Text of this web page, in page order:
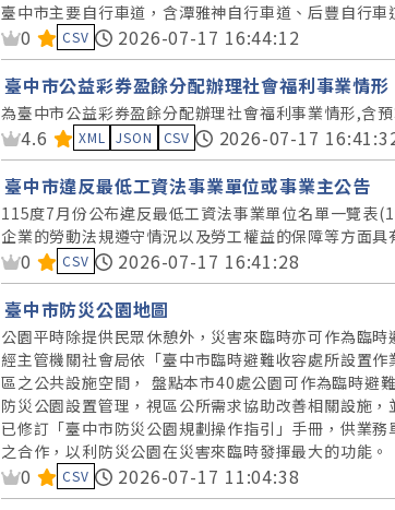
臺中市主要自行車道，含潭雅神自行車道、后豐自行
資料集評分：
0 CSV
2026-07-17 16:44:12
臺中市公益彩券盈餘分配辦理社會福利事業情形
為臺中市公益彩券盈餘分配辦理社會福利事業情形,含
資料集評分：
4.6 XML JSON CSV
2026-07-17
臺中市違反最低工資法事業單位或事業主公告
115度7月份公布違反最低工資法事業單位名單一覽表
企業的勞動法規遵守情況以及勞工權益的保障等方面具
資料集評分：
0 CSV
2026-07-17 16:41:28
臺中市防災公園地圖
公園平時除提供民眾休憩外，災害來臨時亦可作為臨
經主管機關社會局依「臺中市臨時避難收容處所設置
區之公共設施空間， 盤點本市40處公園可作為臨時避
防災公園設置管理，視區公所需求協助改善相關設施
已修訂「臺中市防災公園規劃操作指引」手冊，供業
之合作，以利防災公園在災害來臨時發揮最大的功能。
資料集評分：
0 CSV
2026-07-17 11:04:38